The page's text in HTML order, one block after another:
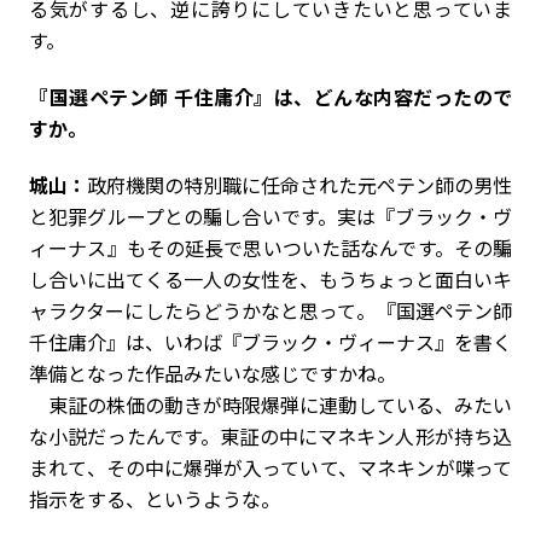
る気がするし、逆に誇りにしていきたいと思っていま
す。
――『国選ペテン師 千住庸介』は、どんな内容だったので
すか。
城山： 政府機関の特別職に任命された元ペテン師の男性
と犯罪グループとの騙し合いです。実は『ブラック・ヴ
ィーナス』もその延長で思いついた話なんです。その騙
し合いに出てくる一人の女性を、もうちょっと面白いキ
ャラクターにしたらどうかなと思って。『国選ペテン師
千住庸介』は、いわば『ブラック・ヴィーナス』を書く
準備となった作品みたいな感じですかね。
東証の株価の動きが時限爆弾に連動している、みたい
な小説だったんです。東証の中にマネキン人形が持ち込
まれて、その中に爆弾が入っていて、マネキンが喋って
指示をする、というような。